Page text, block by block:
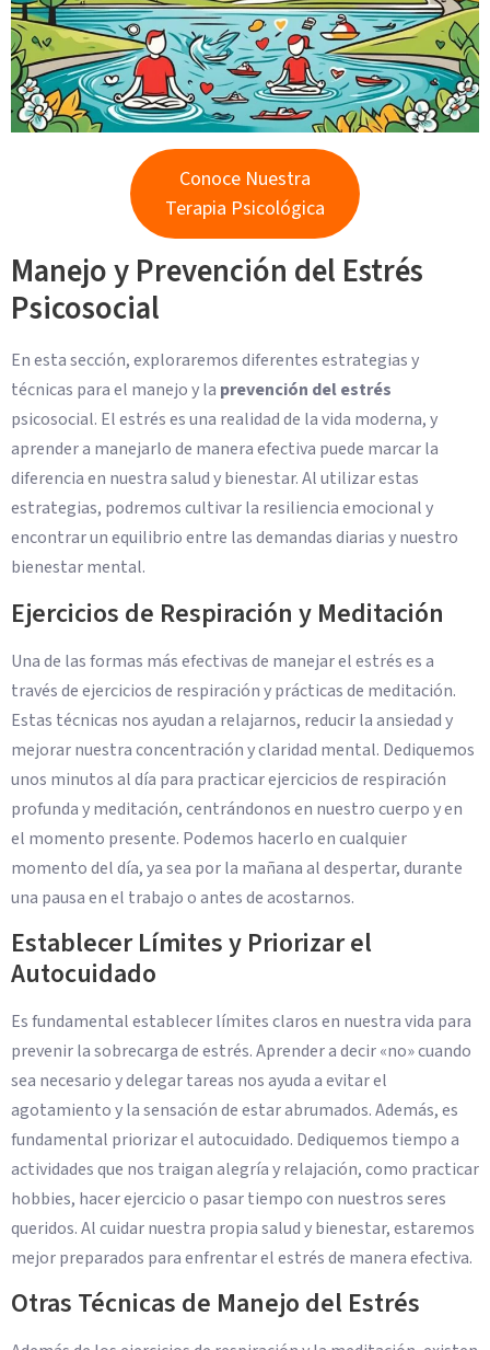
Conoce Nuestra
Terapia Psicológica
Manejo y Prevención del Estrés
Psicosocial
En esta sección, exploraremos diferentes estrategias y
técnicas para el manejo y la prevención del estrés
psicosocial. El estrés es una realidad de la vida moderna, y
aprender a manejarlo de manera efectiva puede marcar la
diferencia en nuestra salud y bienestar. Al utilizar estas
estrategias, podremos cultivar la resiliencia emocional y
encontrar un equilibrio entre las demandas diarias y nuestro
bienestar mental.
Ejercicios de Respiración y Meditación
Una de las formas más efectivas de manejar el estrés es a
través de ejercicios de respiración y prácticas de meditación.
Estas técnicas nos ayudan a relajarnos, reducir la ansiedad y
mejorar nuestra concentración y claridad mental. Dediquemos
unos minutos al día para practicar ejercicios de respiración
profunda y meditación, centrándonos en nuestro cuerpo y en
el momento presente. Podemos hacerlo en cualquier
momento del día, ya sea por la mañana al despertar, durante
una pausa en el trabajo o antes de acostarnos.
Establecer Límites y Priorizar el
Autocuidado
Es fundamental establecer límites claros en nuestra vida para
prevenir la sobrecarga de estrés. Aprender a decir «no» cuando
sea necesario y delegar tareas nos ayuda a evitar el
agotamiento y la sensación de estar abrumados. Además, es
fundamental priorizar el autocuidado. Dediquemos tiempo a
actividades que nos traigan alegría y relajación, como practicar
hobbies, hacer ejercicio o pasar tiempo con nuestros seres
queridos. Al cuidar nuestra propia salud y bienestar, estaremos
mejor preparados para enfrentar el estrés de manera efectiva.
Otras Técnicas de Manejo del Estrés